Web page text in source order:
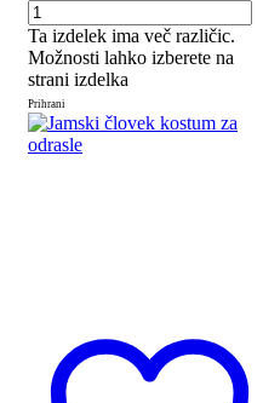
Ta izdelek ima več različic.
Možnosti lahko izberete na
strani izdelka
Prihrani